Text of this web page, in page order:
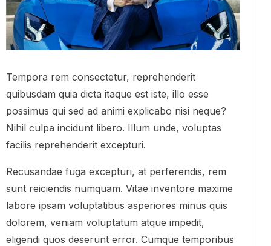
Tempora rem consectetur, reprehenderit
quibusdam quia dicta itaque est iste, illo esse
possimus qui sed ad animi explicabo nisi neque?
Nihil culpa incidunt libero. Illum unde, voluptas
facilis reprehenderit excepturi.
Recusandae fuga excepturi, at perferendis, rem
sunt reiciendis numquam. Vitae inventore maxime
labore ipsam voluptatibus asperiores minus quis
dolorem, veniam voluptatum atque impedit,
eligendi quos deserunt error. Cumque temporibus